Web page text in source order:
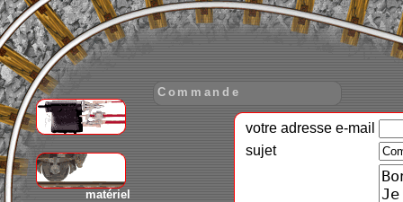
matériel
Commande
votre adresse e-mail
sujet